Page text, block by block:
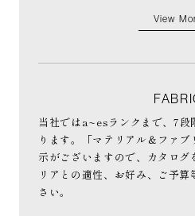
View
当社ではa~esランクまで、7段
ります。「マテリアル＆ファ
示がございますので、カタログ
リアとの適性、お好み、ご予
さい。